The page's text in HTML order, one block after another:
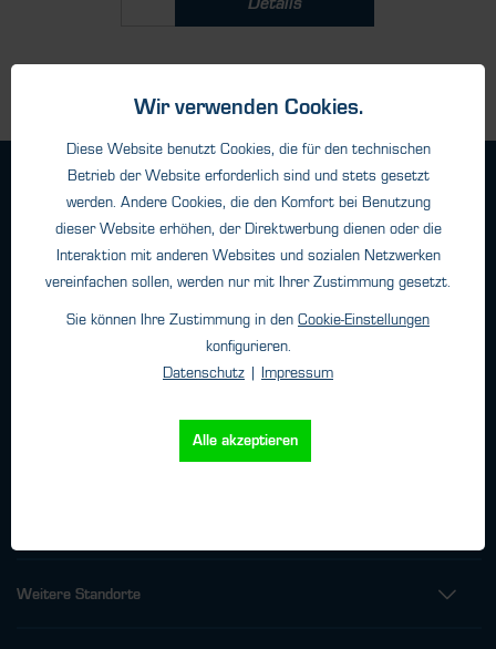
Details
Geschäftsbedingungen
Datenschutz
Impressum
Oehleckerring 32 • 22419 Hamburg
Telefon: +49 (0)40 - 600 38 38 - 0
Weitere Standorte
Wir verwenden Cookies.
Diese Website benutzt Cookies, die für den technischen
Betrieb der Website erforderlich sind und stets gesetzt
werden. Andere Cookies, die den Komfort bei Benutzung
dieser Website erhöhen, der Direktwerbung dienen oder die
Interaktion mit anderen Websites und sozialen Netzwerken
vereinfachen sollen, werden nur mit Ihrer Zustimmung gesetzt.
Sie können Ihre Zustimmung in den Cookie-Einstellungen
konfigurieren.
Datenschutz
Impressum
Alle akzeptieren